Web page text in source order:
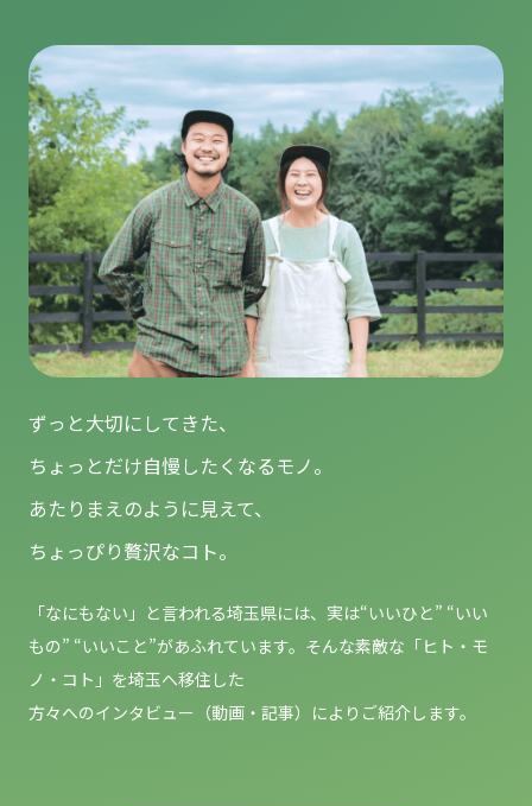
ずっと大切にしてきた、
ちょっとだけ自慢したくなるモノ。
あたりまえのように見えて、
ちょっぴり贅沢なコト。
「なにもない」と言われる埼玉県には、実は“いいひと” “いい
もの” “いいこと”があふれています。そんな素敵な「ヒト・モ
ノ・コト」を埼玉へ移住した
方々へのインタビュー（動画・記事）によりご紹介します。